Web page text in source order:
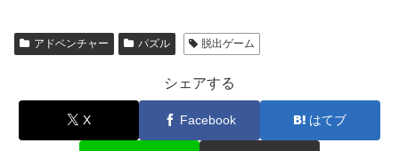
アドベンチャー パズル 脱出ゲーム
シェアする
X Facebook はてブ